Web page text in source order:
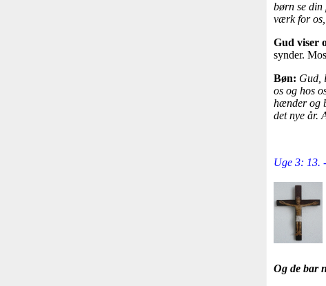
børn se din
værk for
Gud viser
synder.
Bøn: Gud,
os og hos
hænder og
det nye år.
Uge 3: 13.
Og de bar